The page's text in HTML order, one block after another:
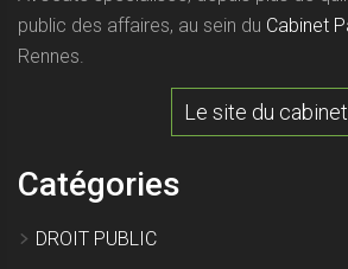
public des affaires, au sein du Cabinet
Rennes.
Le site du cabinet
Catégories
DROIT PUBLIC